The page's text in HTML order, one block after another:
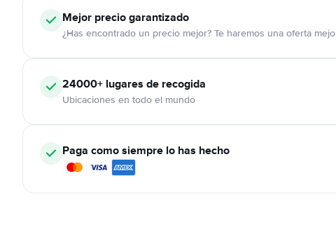
Mejor precio garantizado
¿Has encontrado un precio mejor? Te haremos una oferta
24000+ lugares de recogida
Ubicaciones en todo el mundo
Paga como siempre lo has hecho